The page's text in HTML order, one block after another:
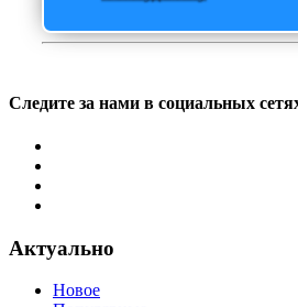
Следите за нами в социальных
Актуально
Новое